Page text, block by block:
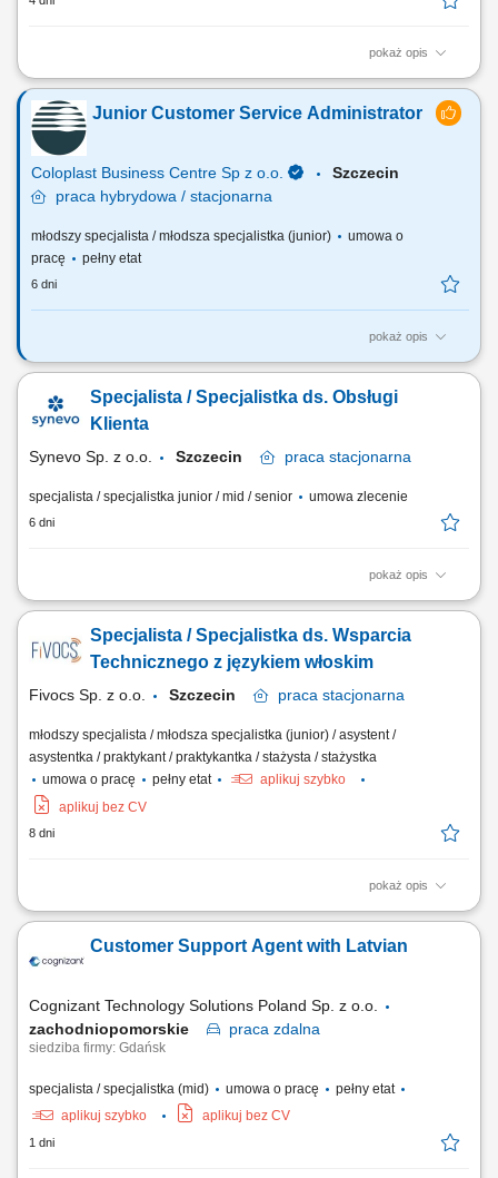
pokaż opis
Opis stanowiska: zapewnianie profesjonalnej obsługi Pacjentów
odwiedzających Punkt Pobrań udzielanie informacji o dostępnych
usługach oraz aktualnych akcjach promocyjnych; proponowanie
dodatkowych usług zgodnie z potrzebami Pacjentów; prowadzenie
dokumentacji medycznej zgodnie z...
Junior Customer Service Administrator
Coloplast Business Centre Sp z o.o.
Szczecin
praca hybrydowa / stacjonarna
młodszy specjalista / młodsza specjalistka (junior)
umowa o
pracę
pełny etat
6 dni
pokaż opis
Coloplast develops products and services that make life easier for
we are Business Centre that is responsible for global financial
operations, orders administration, HR and IT support, marketing & data
Specjalista / Specjalistka ds. Obsługi
Klienta
Synevo Sp. z o.o. Szczecin praca stacjonarna
specjalista / specjalistka junior / mid / senior umowa zlecenie
6 dni
pokaż opis
Opis stanowiska: Obsługa Pacjentów odwiedzających Punkt Pobrań;
Informowanie Pacjentów o dostępnej ofercie i akcjach promocyjnych;
Prowadzenie dokumentacji medycznej zgodnie ze standardami Punktu
Specjalista / Specjalistka ds. Wsparcia
Technicznego z językiem włoskim
Fivocs Sp. z o.o. Szczecin praca stacjonarna
młodszy specjalista / młodsza specjalistka (junior) / asystent /
asystentka / praktykant / praktykantka / stażysta / stażystka
umowa o pracę
pełny etat
aplikuj szybko
aplikuj bez CV
8 dni
pokaż opis
Opis stanowiska Zapewnianie wsparcia technicznego klientom w języku
Analiza zgłoszeń i rozwiązywanie problemów związanych z produktami
oraz usługami firmy. Rejestrowanie zgłoszeń i prowadzonych działań w
Customer Support Agent with Latvian
Cognizant Technology Solutions Poland Sp. z o.o.
zachodniopomorskie
praca zdalna
siedziba firmy: Gdańsk
specjalista / specjalistka (mid) umowa o pracę
pełny etat
aplikuj szybko
aplikuj bez CV
1 dni